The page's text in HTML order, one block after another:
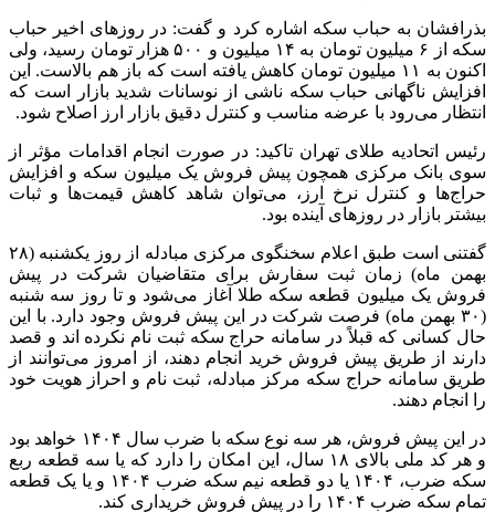
بذرافشان به حباب سکه اشاره کرد و گفت: در روزهای اخیر حباب
سکه از ۶ میلیون تومان به ۱۴ میلیون و ۵۰۰ هزار تومان رسید، ولی
اکنون به ۱۱ میلیون تومان کاهش یافته است که باز هم بالاست. این
افزایش ناگهانی حباب سکه ناشی از نوسانات شدید بازار است که
انتظار می‌رود با عرضه مناسب و کنترل دقیق بازار ارز اصلاح شود.
رئیس اتحادیه طلای تهران تاکید: در صورت انجام اقدامات مؤثر از
سوی بانک مرکزی همچون پیش فروش یک میلیون سکه و افزایش
حراج‌ها و کنترل نرخ ارز، می‌توان شاهد کاهش قیمت‌ها و ثبات
بیشتر بازار در روزهای آینده بود.
گفتنی است طبق اعلام سخنگوی مرکزی مبادله از روز یکشنبه (۲۸
بهمن ماه) زمان ثبت سفارش برای متقاضیان شرکت در پیش
فروش یک میلیون قطعه سکه طلا آغاز می‌شود و تا روز سه شنبه
(۳۰ بهمن ماه) فرصت شرکت در این پیش فروش وجود دارد. با این
حال کسانی که قبلاً در سامانه حراج سکه ثبت نام نکرده اند و قصد
دارند از طریق پیش فروش خرید انجام دهند، از امروز می‌توانند از
طریق سامانه حراج سکه مرکز مبادله، ثبت نام و احراز هویت خود
را انجام دهند.
در این پیش فروش، هر سه نوع سکه با ضرب سال ۱۴۰۴ خواهد بود
و هر کد ملی بالای ۱۸ سال، این امکان را دارد که یا سه قطعه ربع
سکه ضرب، ۱۴۰۴ یا دو قطعه نیم سکه ضرب ۱۴۰۴ و یا یک قطعه
تمام سکه ضرب ۱۴۰۴ را در پیش فروش خریداری کند.